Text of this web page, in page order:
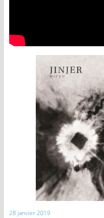
28 janvier 2019